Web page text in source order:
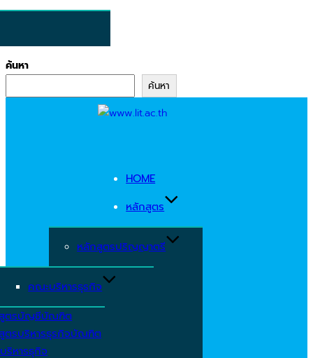
ค้นหา
ค้นหา
HOME
หลักสูตร
หลักสูตรปริญญาตรี
คณะบริหารธุรกิจ
ตรบัญชีบัณฑิต
ตรบริหารธุรกิจบัณฑิต
ริหารธุกิจ